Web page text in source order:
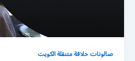
صالونات حلاقة متنقلة الكويت